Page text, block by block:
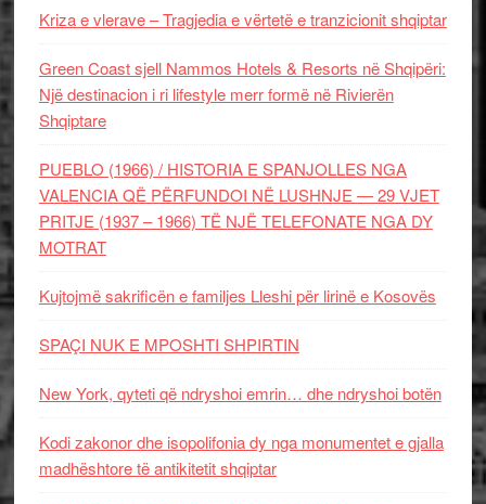
Kriza e vlerave – Tragjedia e vërtetë e tranzicionit shqiptar
Green Coast sjell Nammos Hotels & Resorts në Shqipëri:
Një destinacion i ri lifestyle merr formë në Rivierën
Shqiptare
PUEBLO (1966) / HISTORIA E SPANJOLLES NGA
VALENCIA QË PËRFUNDOI NË LUSHNJE — 29 VJET
PRITJE (1937 – 1966) TË NJË TELEFONATE NGA DY
MOTRAT
Kujtojmë sakrificën e familjes Lleshi për lirinë e Kosovës
SPAÇI NUK E MPOSHTI SHPIRTIN
New York, qyteti që ndryshoi emrin… dhe ndryshoi botën
Kodi zakonor dhe isopolifonia dy nga monumentet e gjalla
madhështore të antikitetit shqiptar